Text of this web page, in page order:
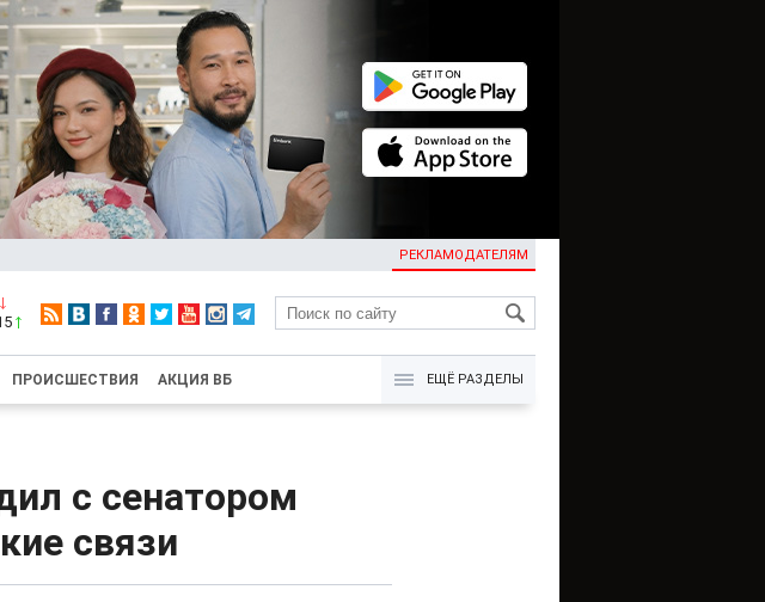
РЕКЛАМОДАТЕЛЯМ
KG
ПРОИСШЕСТВИЯ АКЦИЯ ВБ ЕЩЁ РАЗДЕЛЫ
с сенатором
связи